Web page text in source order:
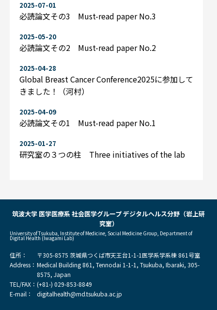
2025-07-01
必読論文その3 Must-read paper No.3
2025-05-20
必読論文その2 Must-read paper No.2
2025-04-28
Global Breast Cancer Conference2025に参加して
きました！（河村）
2025-04-09
必読論文その1 Must-read paper No.1
2025-01-27
研究室の３つの柱 Three initiatives of the lab
筑波大学 医学医療系 社会医学グループ デジタルヘルス分野（岩上研
究室）
University of Tsukuba, Institute of Medicine, Social Medicine Group, Department of
Digital Health (Iwagami Lab)
住所：
〒305-8575 茨城県つくば市天王台1-1-1医学系学系棟 861号室
Address： Medical Building 861, Tennodai 1-1-1, Tsukuba, Ibaraki, 305-
8575, Japan
TEL/FAX： (+81-) 029-853-8849
E-mail：
digitalhealth@md.tsukuba.ac.jp